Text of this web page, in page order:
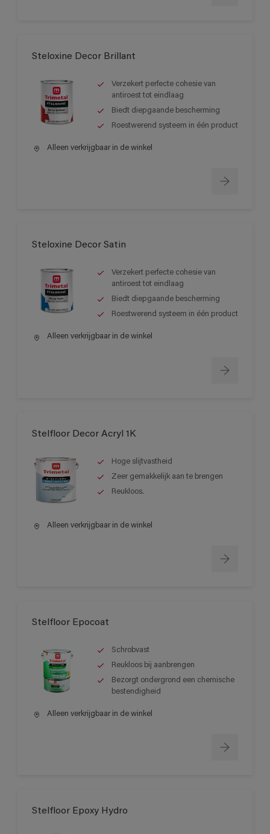
Steloxine Decor Brillant
Verzekert perfecte cohesie van
antiroest tot eindlaag
Biedt diepgaande bescherming
Roestwerend systeem in één product
Alleen verkrijgbaar in de winkel
Steloxine Decor Satin
Verzekert perfecte cohesie van
antiroest tot eindlaag
Biedt diepgaande bescherming
Roestwerend systeem in één product
Alleen verkrijgbaar in de winkel
Stelfloor Decor Acryl 1K
Hoge slijtvastheid
Zeer gemakkelijk aan te brengen
Reukloos.
Alleen verkrijgbaar in de winkel
Stelfloor Epocoat
Schrobvast
Reukloos bij aanbrengen
Bezorgt ondergrond een chemische
bestendigheid
Alleen verkrijgbaar in de winkel
Stelfloor Epoxy Hydro